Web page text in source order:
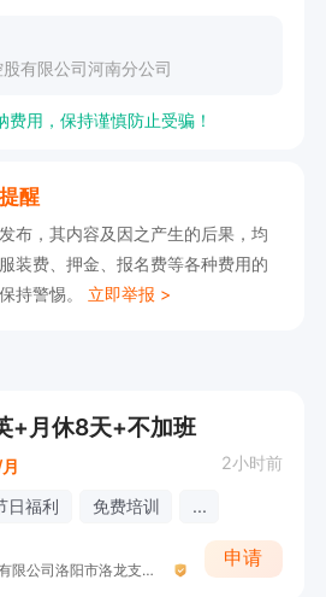
内部竞聘，晋升管理层
日常也会开展业务相关的培
能。
附近，信安商务楼北门7楼
有限公司河南分公司
用，保持谨慎防止受骗！
醒
布，其内容及因之产生的后果，均
装费、押金、报名费等各种费用的
持警惕。 立即举报 >
+月休8天+不加班
2小时前
日福利 免费培训 ...
中国人寿保险股份有限公司洛阳市洛龙支公司收展五部
申请